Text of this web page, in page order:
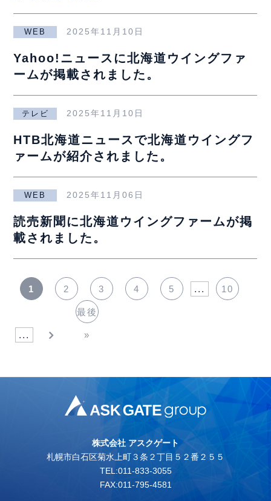
WEB 2025年11月10日
Yahoo!ニュースに北海道ウイングファ
ームが掲載されました。
テレビ 2025年11月10日
HTB北海道ニュースで北海道ウイングフ
ァームが紹介されました。
WEB 2025年11月06日
読売新聞に北海道ウイングファームが掲
載されました。
1 2 3 4 5 ... 10
...
最後
»
株式会社 アスクゲート
札幌市白石区菊水上町３条２丁目５２番２５５
TEL:011-833-3055
FAX:011-795-4581